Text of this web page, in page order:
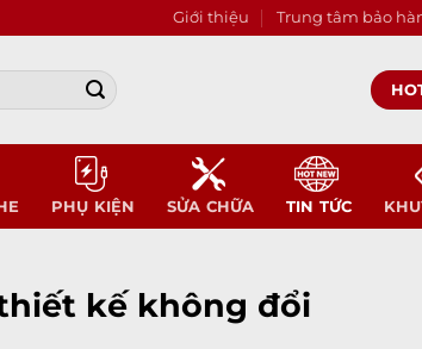
Giới thiệu Trung tâm bảo
PHỤ KIỆN SỬA CHỮA TIN TỨC
kế không đổi